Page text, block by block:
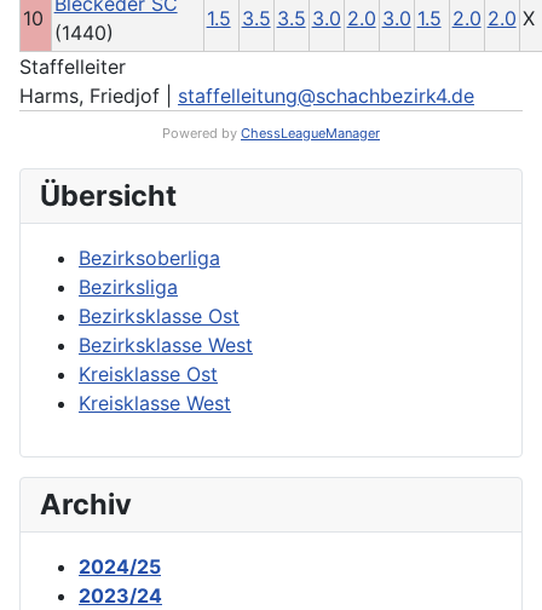
Übersicht
Bezirksoberliga
Bezirksliga
Bezirksklasse Ost
Bezirksklasse West
Kreisklasse Ost
Kreisklasse West
Archiv
2024/25
2023/24
10
(1440)
1.5 3.5 3.5 3.0 2.0 3.0 1.5 2.0 2.0 X
Staffelleiter
Harms, Friedjof | staffelleitung@schachbezirk4.de
Powered by ChessLeagueManager